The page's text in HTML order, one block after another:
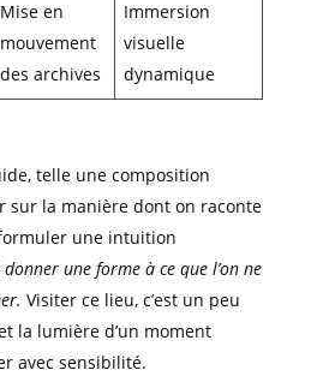
Mise en
mouvement
des archives
Immersion
visuelle
dynamique
telle une composition
sur la manière dont on raconte
une intuition
donner une forme à ce que l’on ne
Visiter ce lieu, c’est un peu
la lumière d’un moment
avec sensibilité.